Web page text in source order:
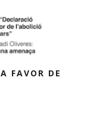
FAVOR DE